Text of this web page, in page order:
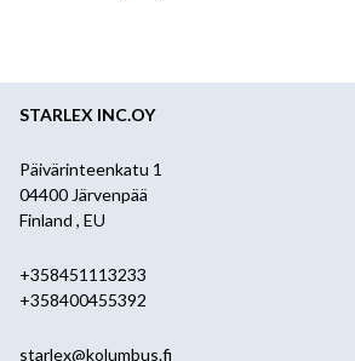
STARLEX INC.OY
Päivärinteenkatu 1
04400 Järvenpää
Finland , EU
+358451113233
+358400455392
starlex@kolumbus.fi